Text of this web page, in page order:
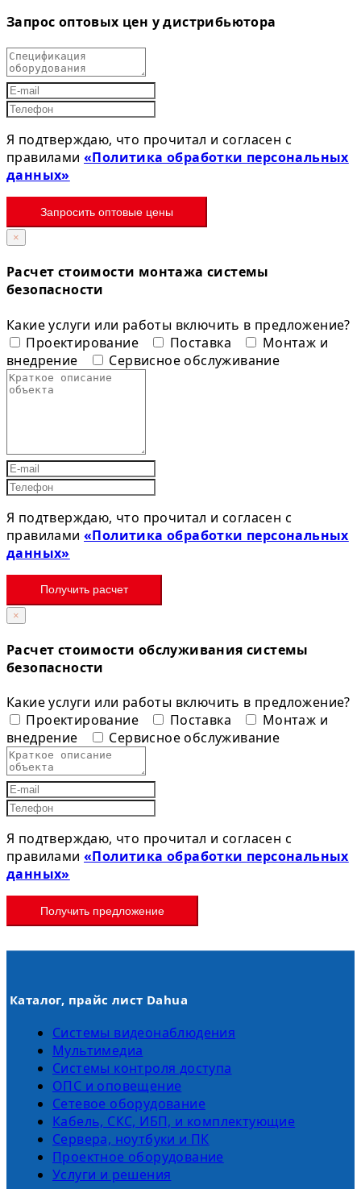
Запрос оптовых цен у дистрибьютора
Я подтверждаю, что прочитал и согласен с
правилами«Политика обработки персональных
данных»
Запросить оптовые цены
×
Расчет стоимости монтажа системы
безопасности
Какие услуги или работы включить в предложение?
Проектирование
Поставка
Монтаж и
внедрение
Сервисное обслуживание
Я подтверждаю, что прочитал и согласен с
правилами«Политика обработки персональных
данных»
Получить расчет
×
Расчет стоимости обслуживания системы
безопасности
Какие услуги или работы включить в предложение?
Проектирование
Поставка
Монтаж и
внедрение
Сервисное обслуживание
Я подтверждаю, что прочитал и согласен с
правилами«Политика обработки персональных
данных»
Получить предложение
Каталог, прайс лист Dahua
Системы видеонаблюдения
Мультимедиа
Системы контроля доступа
ОПС и оповещение
Сетевое оборудование
Кабель, СКС, ИБП, и комплектующие
Сервера, ноутбуки и ПК
Проектное оборудование
Услуги и решения